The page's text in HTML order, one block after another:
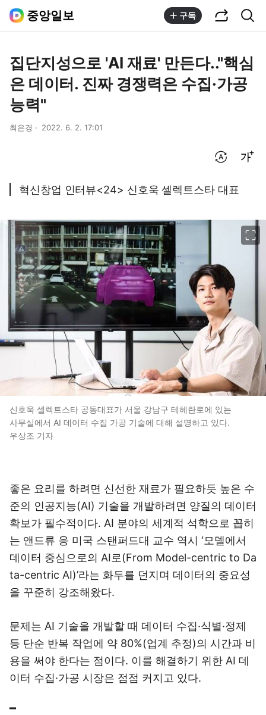
중앙일보 구독
집단지성으로 'AI 재료' 만든다.."핵심
은 데이터. 진짜 경쟁력은 수집·가공
능력"
최은경 2022. 6. 2. 17:01
혁신창업 인터뷰<24> 신호욱 셀렉트스타 대표
신호욱 셀렉트스타 공동대표가 서울 강남구 테헤란로에 있는
사무실에서 AI 데이터 수집 가공 기술에 대해 설명하고 있다.
우상조 기자
좋은 요리를 하려면 신선한 재료가 필요하듯 높은 수
준의 인공지능(AI) 기술을 개발하려면 양질의 데이터
확보가 필수적이다. AI 분야의 세계적 석학으로 꼽히
는 앤드류 응 미국 스탠퍼드대 교수 역시 ‘모델에서
데이터 중심으로의 AI로(From Model-centric to Da
ta-centric AI)’라는 화두를 던지며 데이터의 중요성
을 꾸준히 강조해왔다.
문제는 AI 기술을 개발할 때 데이터 수집·식별·정제
등 단순 반복 작업에 약 80%(업계 추정)의 시간과 비
용을 써야 한다는 점이다. 이를 해결하기 위한 AI 데
이터 수집·가공 시장은 점점 커지고 있다.
━